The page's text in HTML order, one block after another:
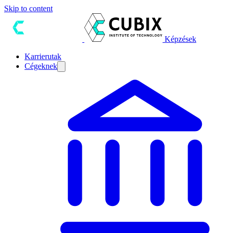
Skip to content
Képzések
Karrierutak
Cégeknek